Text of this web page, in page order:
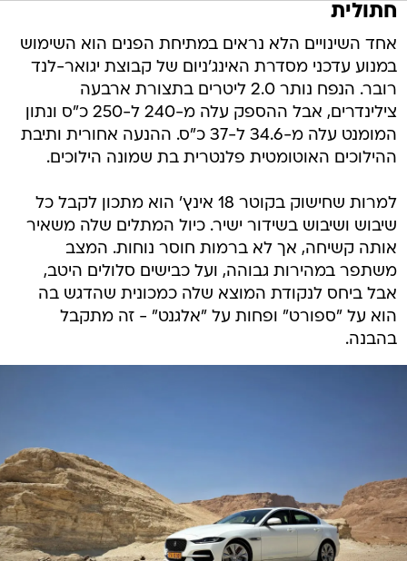
חתולית
אחד השינויים הלא נראים במתיחת הפנים הוא השימוש
במנוע עדכני מסדרת האינג'ניום של קבוצת יגואר-לנד
רובר. הנפח נותר 2.0 ליטרים בתצורת ארבעה
צילינדרים, אבל ההספק עלה מ-240 ל-250 כ"ס ונתון
המומנט עלה מ-34.6 ל-37 כ"ס. ההנעה אחורית ותיבת
ההילוכים האוטומטית פלנטרית בת שמונה הילוכים.
למרות שחישוק בקוטר 18 אינץ' הוא מתכון לקבל כל
שיבוש ושיבוש בשידור ישיר. כיול המתלים שלה משאיר
אותה קשיחה, אך לא ברמות חוסר נוחות. המצב
משתפר במהירות גבוהה, ועל כבישים סלולים היטב,
אבל ביחס לנקודת המוצא שלה כמכונית שהדגש בה
הוא על "ספורט" ופחות על "אלגנט" - זה מתקבל
בהבנה.